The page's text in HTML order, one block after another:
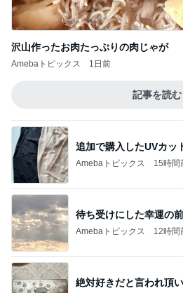
沢山作ったお肉たっぷりの肉じゃが
Amebaトピックス 1日前
記事を読む
追加で購入したUVカッ
Amebaトピックス 15時間
待ち受けにした幸運の
Amebaトピックス 12時間
絶対好きだと言われ頂